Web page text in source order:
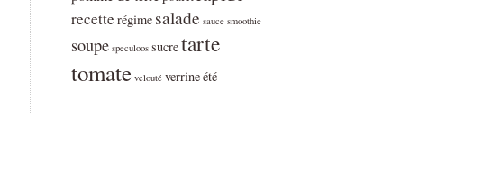
recette régime salade sauce smoothie
soupe speculoos sucretarte
tomate velouté verrineété